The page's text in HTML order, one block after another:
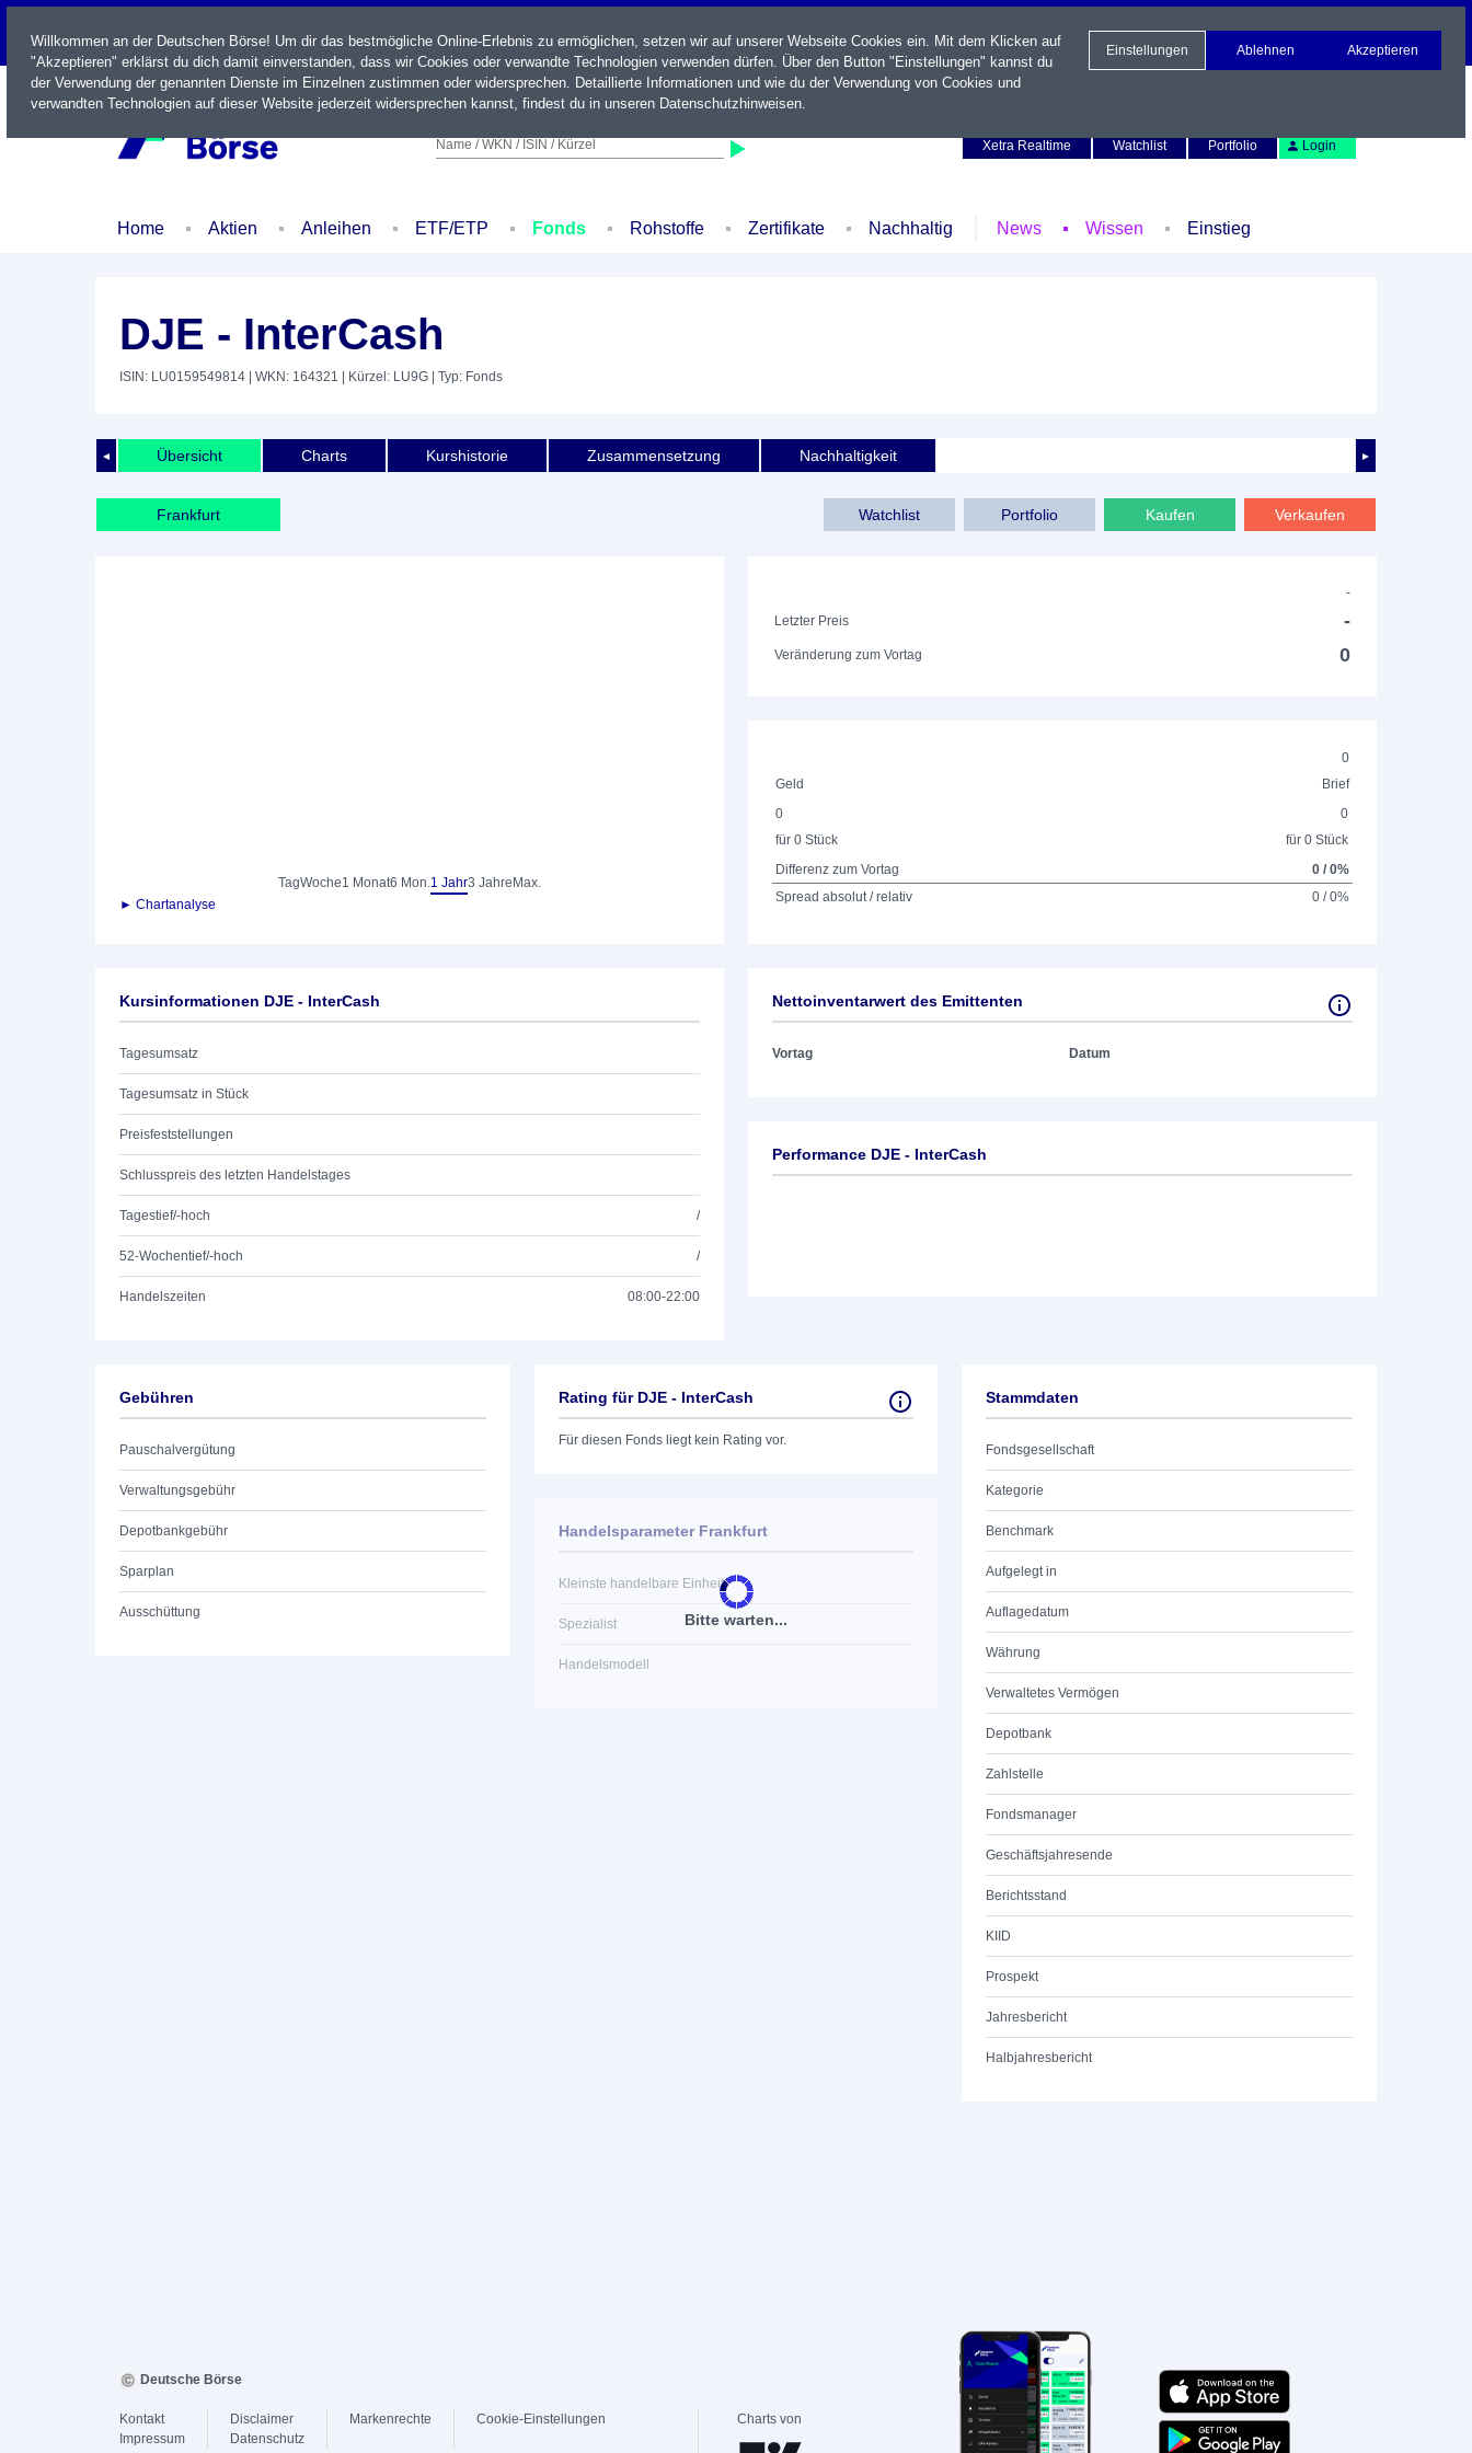
LIVE
Name / WKN / ISIN / Kürzel
Xetra Realtime
Watchlist Portfolio Login
Home Aktien Anleihen ETF/ETP Fonds Rohstoffe Zertifikate Nachhaltig News Wissen Einstieg
DJE - InterCash
ISIN: LU0159549814 | WKN: 164321 | Kürzel: LU9G | Typ: Fonds
◄ ►
Übersicht Charts Kurshistorie Zusammensetzung Nachhaltigkeit
Frankfurt Verkaufen
Kaufen
Portfolio
Watchlist
TagWoche1 Monat6 Mon.1 Jahr3 Jahre Max.
► Chartanalyse
-
Letzter Preis
-
Veränderung zum Vortag 0
0
Geld
Brief
0
für 0 Stück
0
für 0 Stück
Differenz zum Vortag
0 / 0%
Spread absolut / relativ
0 / 0%
Kursinformationen DJE - InterCash
Tagesumsatz
Tagesumsatz in Stück
Preisfeststellungen
Schlusspreis des letzten Handelstages
Tagestief/-hoch /
52-Wochentief/-hoch /
Handelszeiten 08:00-22:00
Nettoinventarwert des Emittenten
Vortag Datum
Performance DJE - InterCash
Gebühren
Pauschalvergütung
Verwaltungsgebühr
Depotbankgebühr
Sparplan
Ausschüttung
Rating für DJE - InterCash
Für diesen Fonds liegt kein Rating vor.
Bitte warten...
Handelsparameter Frankfurt
Kleinste handelbare Einheit
Spezialist
Handelsmodell
Stammdaten
Fondsgesellschaft
Kategorie
Benchmark
Aufgelegt in
Auflagedatum
Währung
Verwaltetes Vermögen
Depotbank
Zahlstelle
Fondsmanager
Geschäftsjahresende
Berichtsstand
KIID
Prospekt
Jahresbericht
Halbjahresbericht
Willkommen an der Deutschen Börse! Um dir das bestmögliche Online-Erlebnis zu ermöglichen, setzen wir auf unserer Webseite Cookies ein. Mit dem Klicken auf
"Akzeptieren" erklärst du dich damit einverstanden, dass wir Cookies oder verwandte Technologien verwenden dürfen. Über den Button "Einstellungen" kannst du
der Verwendung der genannten Dienste im Einzelnen zustimmen oder widersprechen. Detaillierte Informationen und wie du der Verwendung von Cookies und
verwandten Technologien auf dieser Website jederzeit widersprechen kannst, findest du in unseren Datenschutzhinweisen.
Einstellungen Ablehnen Akzeptieren
Deutsche Börse
Kontakt
Impressum
Disclaimer
Datenschutz
Markenrechte Cookie-Einstellungen Charts von